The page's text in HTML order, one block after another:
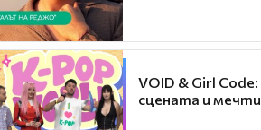
VOID & Girl
сцената и